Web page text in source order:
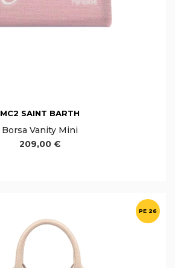
MC2 SAINT BARTH
Borsa Vanity Mini
209,00 €
PE 26